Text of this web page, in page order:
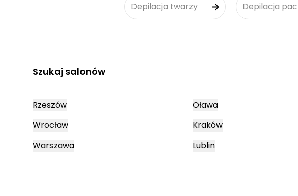
Depilacja twarzy Depilacja
Szukaj salonów
Rzeszów
Wrocław
Warszawa
Oława
Kraków
Lublin